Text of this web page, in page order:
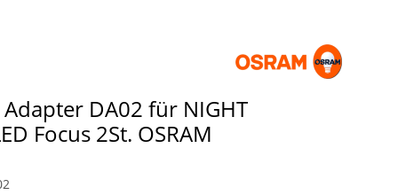
DA02 für NIGHT
Focus 2St. OSRAM